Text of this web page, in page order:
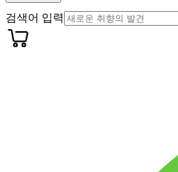
검색어 입력